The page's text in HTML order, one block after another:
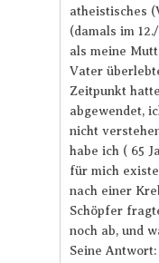
atheistisches
(damals im
als meine
Vater
Zeitpunkt
abgewendet,
nicht
habe ich ( 65
für mich
nach einer
Schöpfer
noch ab, und
Seine